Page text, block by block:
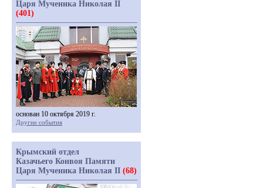
Царя Мученика Николая II
(401)
основан 10 октября 2019 г.
Другие события
Крымский отдел
Казачьего Конвоя Памяти
Царя Мученика Николая II (68)